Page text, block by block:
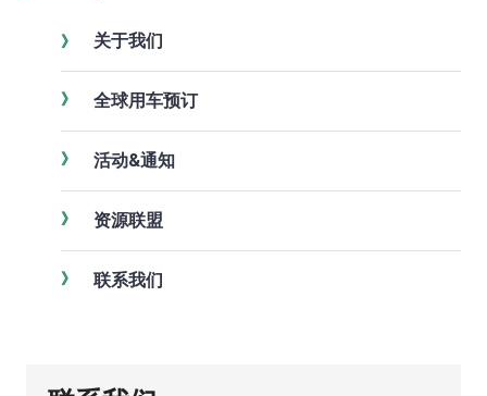
关于我们
全球用车预订
活动&通知
资源联盟
联系我们